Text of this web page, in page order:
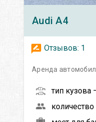
Audi A4
Отзывов: 1
Аренда
тип кузова